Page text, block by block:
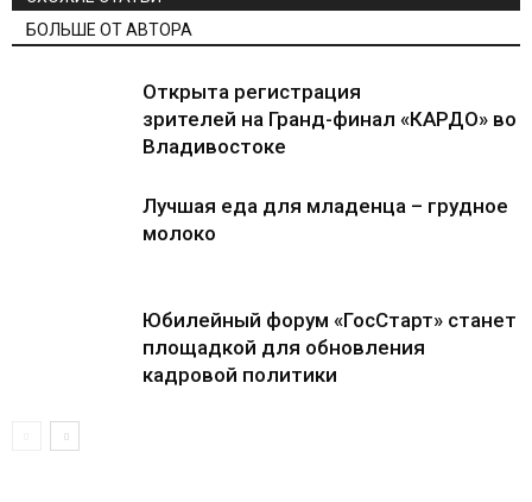
БОЛЬШЕ ОТ АВТОРА
Открыта регистрация
зрителей на Гранд-финал «КАРДО» во
Владивостоке
Лучшая еда для младенца – грудное
молоко
Юбилейный форум «ГосСтарт» станет
площадкой для обновления
кадровой политики